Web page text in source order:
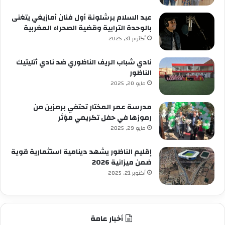
عبد السلام برشلونة أول فنان أمازيغي يتغنى
بالوحدة الترابية وقضية الصحراء المغربية
أكتوبر 31, 2025
نادي شباب الريف الناظوري ضد نادي أتليتيك
الناظور
مايو 20, 2025
مدرسة عمر المختار تحتفي برمزين من
رموزها في حفل تكريمي مؤثر
مايو 29, 2025
إقليم الناظور يشهد دينامية استثمارية قوية
ضمن ميزانية 2026
أكتوبر 21, 2025
أخبار عامة